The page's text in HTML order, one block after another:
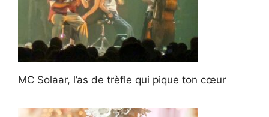
MC Solaar, l’as de trèfle qui pique ton cœur